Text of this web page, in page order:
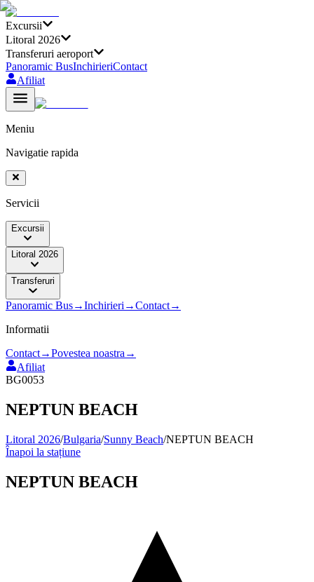
Excursii
Litoral 2026
Transferuri aeroport
Panoramic BusInchirieriContact
Afiliat
Meniu
Navigatie rapida
Servicii
Excursii
Litoral 2026
Transferuri
Panoramic Bus→Inchirieri →Contact→
Informatii
Contact→Povestea noastra →
Afiliat
BG0053
NEPTUN BEACH
Litoral 2026/Bulgaria/Sunny Beach/NEPTUN BEACH
Înapoi la stațiune
NEPTUN BEACH